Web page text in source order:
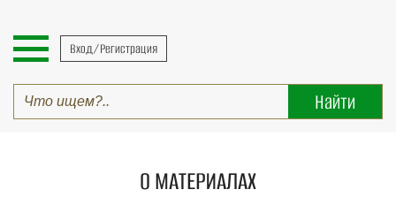
Вход/Регистрация
О МАТЕРИАЛАХ